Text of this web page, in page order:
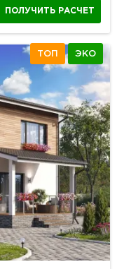
ПОЛУЧИТЬ РАСЧЕТ
ТОП ЭКО